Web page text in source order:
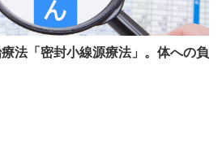
法「密封小線源療法」。体への負